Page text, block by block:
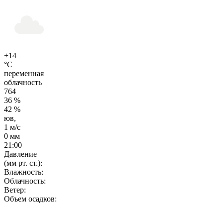
+14
°C
переменная
облачность
764
36 %
42 %
юв,
1 м/с
0 мм
21:00
Давление
(мм рт. ст.):
Влажность:
Облачность:
Ветер:
Объем осадков: